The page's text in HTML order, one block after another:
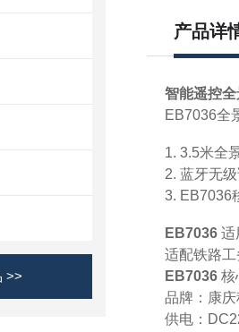
>>
产品详
智能遥控
EB7036全
1. 3.5米全
2. 蓝牙无
3. EB7036
EB7036 适
适配铁路
EB7036 核
品牌：康
供电：